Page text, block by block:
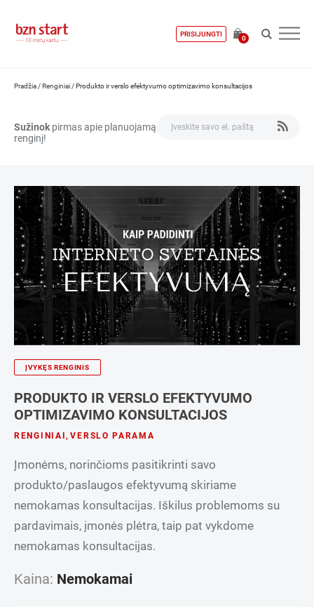
PRISIJUNGTI
0
Pradžia /Renginiai /Produkto ir verslo efektyvumo optimizavimo konsultacijos
Sužinok pirmas apie planuojamą
renginį!
ĮVYKĘS RENGINIS
PRODUKTO IR VERSLO EFEKTYVUMO
OPTIMIZAVIMO KONSULTACIJOS
RENGINIAI ,VERSLO PARAMA
Įmonėms, norinčioms pasitikrinti savo
produkto/paslaugos efektyvumą skiriame
nemokamas konsultacijas. Iškilus problemoms su
pardavimais, įmonės plėtra, taip pat vykdome
nemokamas konsultacijas.
Kaina: Nemokamai